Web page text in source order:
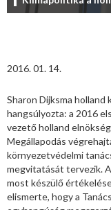
2016. 01. 14.
Sharon Dijksma
hangsúlyozta: a 2016
vezető holland
Megállapodás
környezetvédelmi
megvitatását tervezik.
most készülő
elismerte, hogy a